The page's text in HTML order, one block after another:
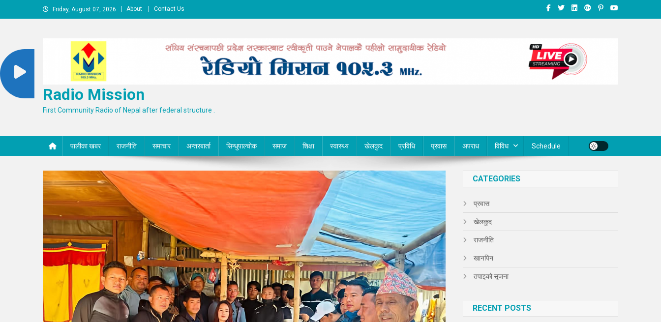
to
Friday, August 07, 2026 About Contact Us
Radio Mission
First Community Radio of Nepal after federal structure .
पालीका खबर राजनीति समाचार अन्तरबार्ता सिन्धुपाल्चोक समाज शिक्षा स्वास्थ्य खेलकुद प्रविधि प्रवास अपराध विविध Schedule
CATEGORIES
प्रवास
खेलकुद
राजनीति
खानपिन
तपाइको सृजना
RECENT POSTS